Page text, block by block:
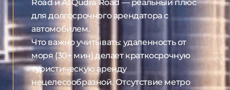
Road и Al Qudra Road — реальный плюс
для долгосрочного арендатора с
автомобилем.
Что важно учитывать: удаленность от
моря (30+ мин) делает краткосрочную
туристическую аренду
нецелесообразной. Отсутствие метро